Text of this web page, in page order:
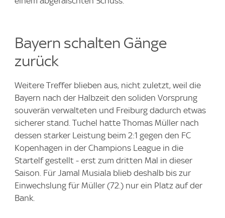
Bayern schalten Gänge
zurück
Weitere Treffer blieben aus, nicht zuletzt, weil die
Bayern nach der Halbzeit den soliden Vorsprung
souverän verwalteten und Freiburg dadurch etwas
sicherer stand. Tuchel hatte Thomas Müller nach
dessen starker Leistung beim 2:1 gegen den FC
Kopenhagen in der Champions League in die
Startelf gestellt - erst zum dritten Mal in dieser
Saison. Für Jamal Musiala blieb deshalb bis zur
Einwechslung für Müller (72.) nur ein Platz auf der
Bank.